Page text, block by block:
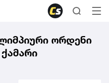
ორდენი